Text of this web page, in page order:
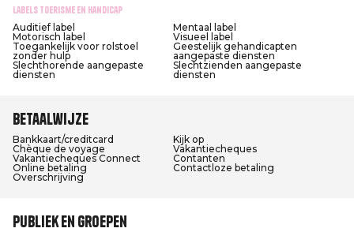
Labels Toerisme en Handicap
Auditief label
Mentaal label
Motorisch label
Visueel label
Toegankelijk voor rolstoel
zonder hulp
Geestelijk gehandicapten
aangepaste diensten
Slechthorende aangepaste
diensten
Slechtzienden aangepaste
diensten
Betaalwijze
Bankkaart/creditcard
Kijk op
Chèque de voyage
Vakantiecheques
Vakantiecheques Connect
Contanten
Online betaling
Contactloze betaling
Overschrijving
Publiek en groepen